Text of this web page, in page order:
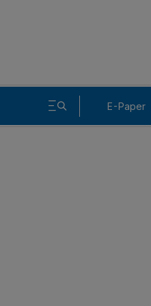
E-Paper